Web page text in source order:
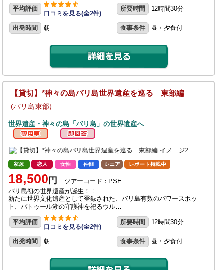
平均評価
口コミを見る(全2件)
所要時間 12時間30分
出発時間 朝 食事条件 昼・夕食付
【貸切】*神々の島バリ島世界遺産を巡る 東部編
(バリ島東部)
世界遺産・神々の島「バリ島」の世界遺産へ
家族 恋人 女性 仲間 シニア レポート掲載中
18,500 円
ツアーコード：PSE
バリ島初の世界遺産が誕生！！
新たに世界文化遺産として登録された、バリ島有数のパワースポッ
ト、バトゥール湖の守護神を祀るウル…
平均評価
口コミを見る(全2件)
所要時間 12時間30分
出発時間 朝 食事条件 昼・夕食付